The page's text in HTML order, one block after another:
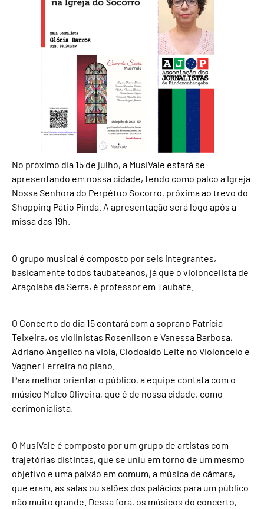
No próximo dia 15 de julho, a MusiVale estará se
apresentando em nossa cidade, tendo como palco a Igreja
Nossa Senhora do Perpétuo Socorro, próxima ao trevo do
Shopping Pátio Pinda. A apresentação será logo após a
missa das 19h.
O grupo musical é composto por seis integrantes,
basicamente todos taubateanos, já que o violoncelista de
Araçoiaba da Serra, é professor em Taubaté.
O Concerto do dia 15 contará com a soprano Patrícia
Teixeira, os violinistas Rosenilson e Vanessa Barbosa,
Adriano Angelico na viola, Clodoaldo Leite no Violoncelo e
Vagner Ferreira no piano.
Para melhor orientar o público, a equipe contata com o
músico Malco Oliveira, que é de nossa cidade, como
cerimonialista.
O MusiVale é composto por um grupo de artistas com
trajetórias distintas, que se uniu em torno de um mesmo
objetivo e uma paixão em comum, a música de câmara,
que eram, as salas ou salões dos palácios para um público
não muito grande. Dessa fora, os músicos do concerto,